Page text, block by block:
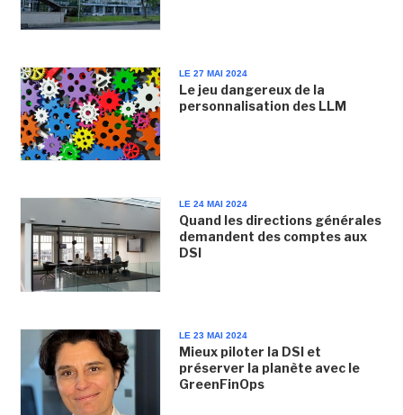
LE 27 MAI 2024
Le jeu dangereux de la
personnalisation des LLM
LE 24 MAI 2024
Quand les directions générales
demandent des comptes aux
DSI
LE 23 MAI 2024
Mieux piloter la DSI et
préserver la planète avec le
GreenFinOps